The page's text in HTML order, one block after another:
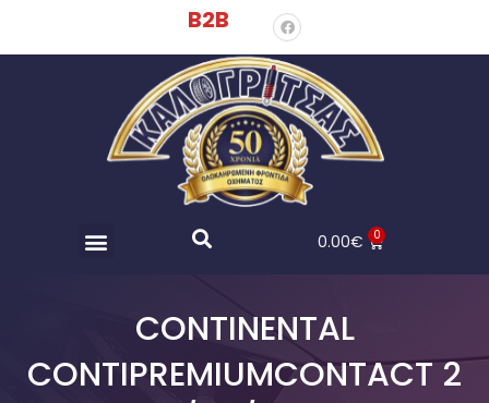
B2B
0.00€ 0
CONTINENTAL
CONTIPREMIUMCONTACT 2